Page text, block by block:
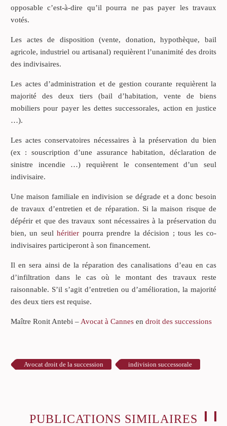
opposable c’est-à-dire qu’il pourra ne pas payer les travaux
votés.
Les actes de disposition (vente, donation, hypothèque, bail
agricole, industriel ou artisanal) requièrent l’unanimité des droits
des indivisaires.
Les actes d’administration et de gestion courante requièrent la
majorité des deux tiers (bail d’habitation, vente de biens
mobiliers pour payer les dettes successorales, action en justice
…).
Les actes conservatoires nécessaires à la préservation du bien
(ex : souscription d’une assurance habitation, déclaration de
sinistre incendie …) requièrent le consentement d’un seul
indivisaire.
Une maison familiale en indivision se dégrade et a donc besoin
de travaux d’entretien et de réparation. Si la maison risque de
dépérir et que des travaux sont nécessaires à la préservation du
bien, un seulhéritier pourra prendre la décision ; tous les co-
indivisaires participeront à son financement.
Il en sera ainsi de la réparation des canalisations d’eau en cas
d’infiltration dans le cas où le montant des travaux reste
raisonnable. S’il s’agit d’entretien ou d’amélioration, la majorité
des deux tiers est requise.
Maître Ronit Antebi – Avocat à Cannes en droit des successions
Avocat droit de la succession indivision successorale
PUBLICATIONS SIMILAIRES